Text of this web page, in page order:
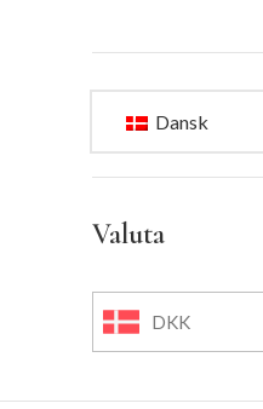
Dansk
Valuta
DKK